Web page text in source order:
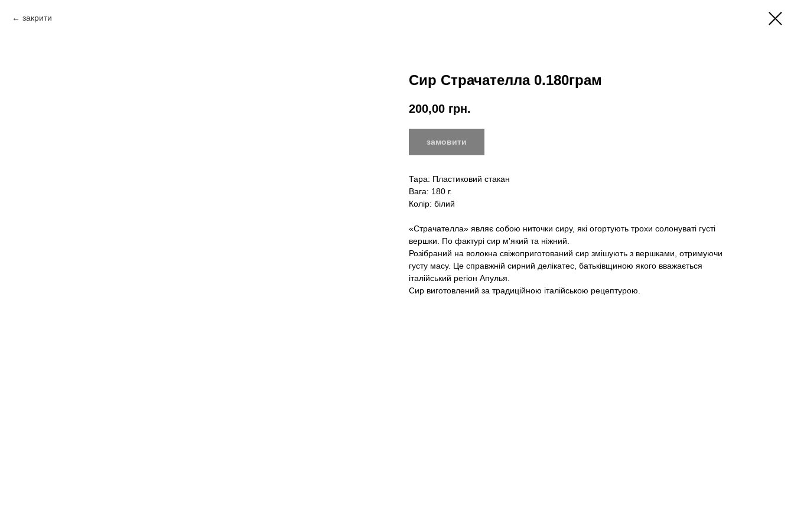
закрити
Сир Страчателла 0.180грам
200,00 грн.
замовити
Тара: Пластиковий стакан
Вага: 180 г.
Колір: білий
«Страчателла» являє собою ниточки сиру, які огортують трохи солонуваті густі
вершки. По фактурі сир м'який та ніжний.
Розібраний на волокна свіжоприготований сир змішують з вершками, отримуючи
густу масу. Це справжній сирний делікатес, батьківщиною якого вважається
італійський регіон Апулья.
Сир виготовлений за традиційною італійською рецептурою.